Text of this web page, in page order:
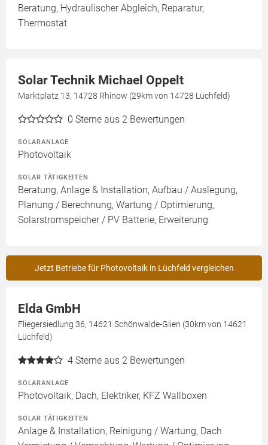
Beratung, Hydraulischer Abgleich, Reparatur,
Thermostat
Solar Technik Michael Oppelt
Marktplatz 13, 14728 Rhinow (29km von 14728 Lüchfeld)
0 Sterne aus 2 Bewertungen
SOLARANLAGE
Photovoltaik
SOLAR TÄTIGKEITEN
Beratung, Anlage & Installation, Aufbau / Auslegung,
Planung / Berechnung, Wartung / Optimierung,
Solarstromspeicher / PV Batterie, Erweiterung
Jetzt Betriebe für Photovoltaik in Lüchfeld vergleichen
Elda GmbH
Fliegersiedlung 36, 14621 Schönwalde-Glien (30km von 14621
Lüchfeld)
4 Sterne aus 2 Bewertungen
SOLARANLAGE
Photovoltaik, Dach, Elektriker, KFZ Wallboxen
SOLAR TÄTIGKEITEN
Anlage & Installation, Reinigung / Wartung, Dach